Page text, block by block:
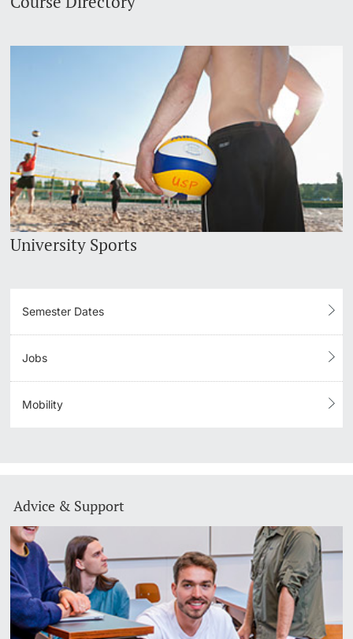
University Sports
Semester Dates
Jobs
Mobility
Advice & Support